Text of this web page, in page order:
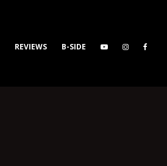
B-SIDE
REVIEWS